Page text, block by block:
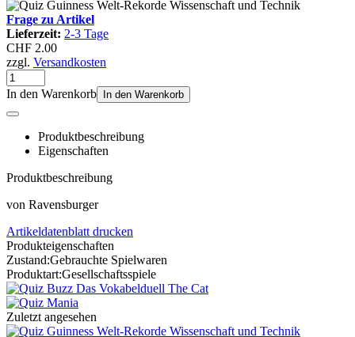
Frage zu Artikel
Lieferzeit: 2-3 Tage
CHF 2.00
zzgl. Versandkosten
In den Warenkorb In den Warenkorb
Produktbeschreibung
Eigenschaften
Produktbeschreibung
von Ravensburger
Artikeldatenblatt drucken
Produkteigenschaften
Zustand:Gebrauchte Spielwaren
Produktart:Gesellschaftsspiele
Zuletzt angesehen